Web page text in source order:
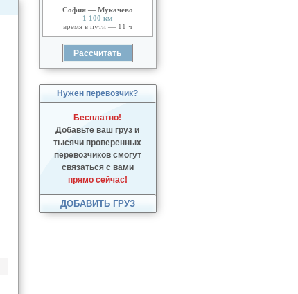
София — Мукачево
1 100 км
время в пути — 11 ч
Нужен перевозчик?
Бесплатно!
Добавьте ваш груз и
тысячи проверенных
перевозчиков смогут
связаться с вами
прямо сейчас!
ДОБАВИТЬ ГРУЗ